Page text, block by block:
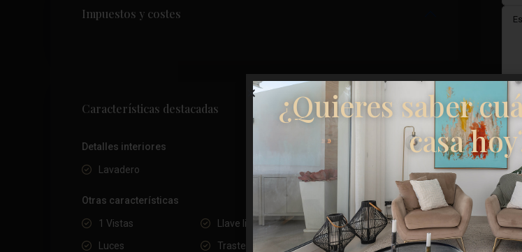
Impuestos y costes
Características destacadas
Detalles interiores
Lavadero
Otras características
1 Vistas Llave lista
Ascensor
Luces
Trastero Terraza
¿Quieres saber
casa